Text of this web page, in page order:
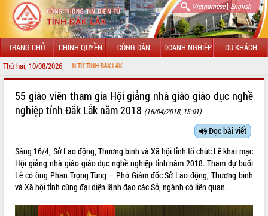
Vietnamese| English
TRANG CHỦ CHÍNH QUYỀN CÔNG DÂN DOANH NGHIỆP DU KHÁCH
Thứ hai, 10/08/2026
TIN ĐIỆN TỬ TỈNH ĐẮK LẮK
LÃNH ĐẠO UBND TỈNH
SỞ, BAN, NGÀNH
UBND CÁC XÃ, PHƯỜNG
THÔNG TIN CHỈ ĐẠO ĐIỀU HÀNH
55 giáo viên tham gia Hội giảng nhà giáo giáo dục nghề
nghiệp tỉnh Đắk Lắk năm 2018 (16/04/2018, 15:01)
Đọc bài viết
Sáng 16/4, Sở Lao động, Thương binh và Xã hội tỉnh tổ chức Lễ khai mạc
Hội giảng nhà giáo giáo dục nghề nghiệp tỉnh năm 2018. Tham dự buổi
Lễ có ông Phan Trọng Tùng – Phó Giám đốc Sở Lao động, Thương binh
và Xã hội tỉnh cùng đại diện lãnh đạo các Sở, ngành có liên quan.